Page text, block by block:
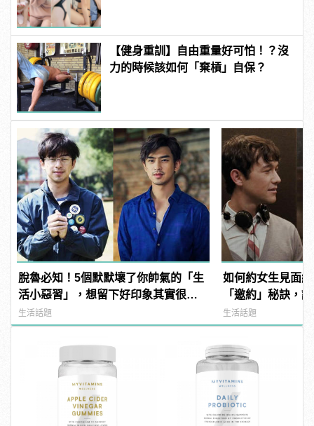
【健身重訓】自由重量好可怕！？沒
力的時候該如何「棄槓」自保？
脫魯必知！5個默默壞了你帥氣的「生
活小惡習」，想留下好印象其實很簡
單！
生活話題
如何約女生見面
「邀約」秘訣，
到她！
生活話題